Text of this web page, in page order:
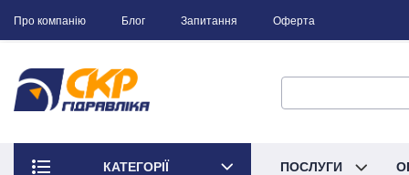
Про компанію Блог Запитання Оферта
КАТЕГОРІЇ ПОСЛУГИ